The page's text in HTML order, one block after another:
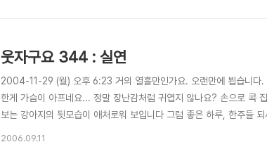
웃자구요 344 : 실연
2004-11-29 (월) 오후 6:23 거의 열흘만인가요. 오랜만에 뵙습니다.
한게 가슴이 아프네요... 정말 장난감처럼 귀엽지 않나요? 손으로 콕
보는 강아지의 뒷모습이 애처로워 보입니다 그럼 좋은 하루, 한주들 되
2006.09.11